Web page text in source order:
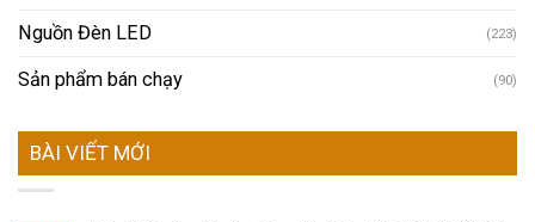
Nguồn Đèn LED (223)
Sản phẩm bán chạy (90)
BÀI VIẾT MỚI